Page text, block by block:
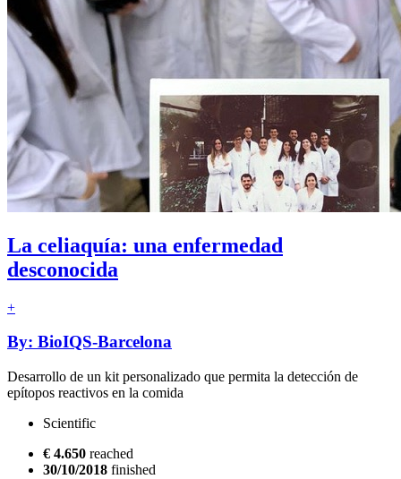
La celiaquía: una enfermedad
desconocida
+
By: BioIQS-Barcelona
Desarrollo de un kit personalizado que permita la detección de
epítopos reactivos en la comida
Scientific
€ 4.650 reached
30/10/2018 finished